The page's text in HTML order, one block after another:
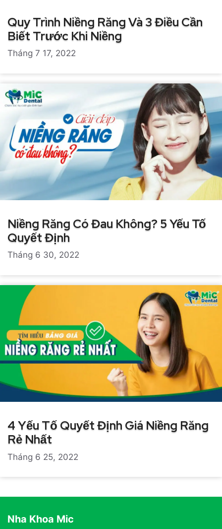
Quy Trình Niềng Răng Và 3 Điều Cần
Biết Trước Khi Niềng
Tháng 7 17, 2022
Niềng Răng Có Đau Không? 5 Yếu Tố
Quyết Định
Tháng 6 30, 2022
4 Yếu Tố Quyết Định Giá Niềng Răng
Rẻ Nhất
Tháng 6 25, 2022
Nha Khoa Mic